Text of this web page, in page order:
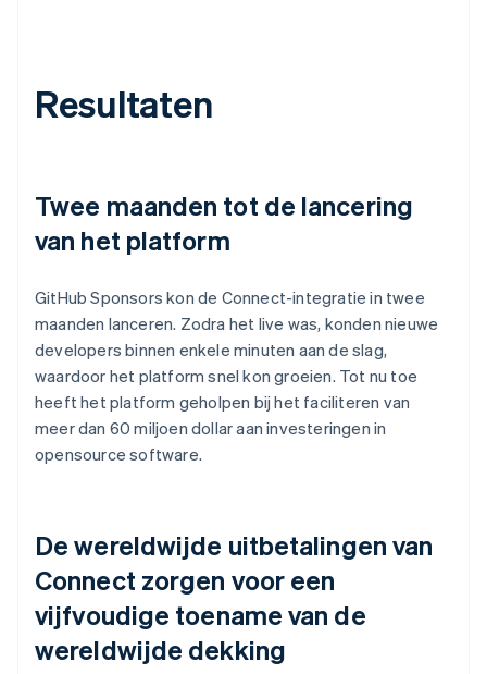
Resultaten
Twee maanden tot de lancering
van het platform
GitHub Sponsors kon de Connect-integratie in twee
maanden lanceren. Zodra het live was, konden nieuwe
developers binnen enkele minuten aan de slag,
waardoor het platform snel kon groeien. Tot nu toe
heeft het platform geholpen bij het faciliteren van
meer dan 60 miljoen dollar aan investeringen in
opensource software.
De wereldwijde uitbetalingen van
Connect zorgen voor een
vijfvoudige toename van de
wereldwijde dekking